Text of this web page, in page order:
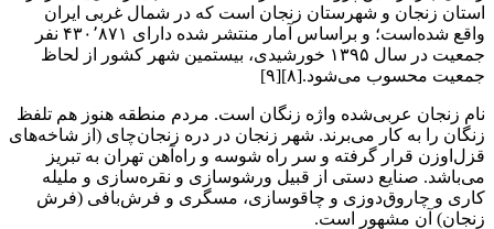
استان زنجان و شهرستان زنجان است که در شمال غربی ایران
واقع شده‌است؛ و براساس آمار منتشر شده دارای ۴۳۰٬۸۷۱ نفر
جمعیت در سال ۱۳۹۵ خورشیدی، بیستمین شهر کشور از لحاظ
جمعیت محسوب می‌شود.[۸][۹]
نام زنجان عربی‌شده واژه زنگان است. مردم منطقه هنوز هم تلفظ
زنگان را به کار می‌برند. شهر زنجان در دره زنجان‌چای (از شاخه‌های
قزل‌اوزن قرار گرفته و سر راه شوسه و راه‌آهن تهران به تبریز
می‌باشد. صنایع دستی از قبیل ورشوسازی و نقره‌سازی و ملیله
کاری و چاروق‌دوزی و چاقوسازی، مسگری و فرش‌بافی (فرش
زنجان) آن مشهور است.